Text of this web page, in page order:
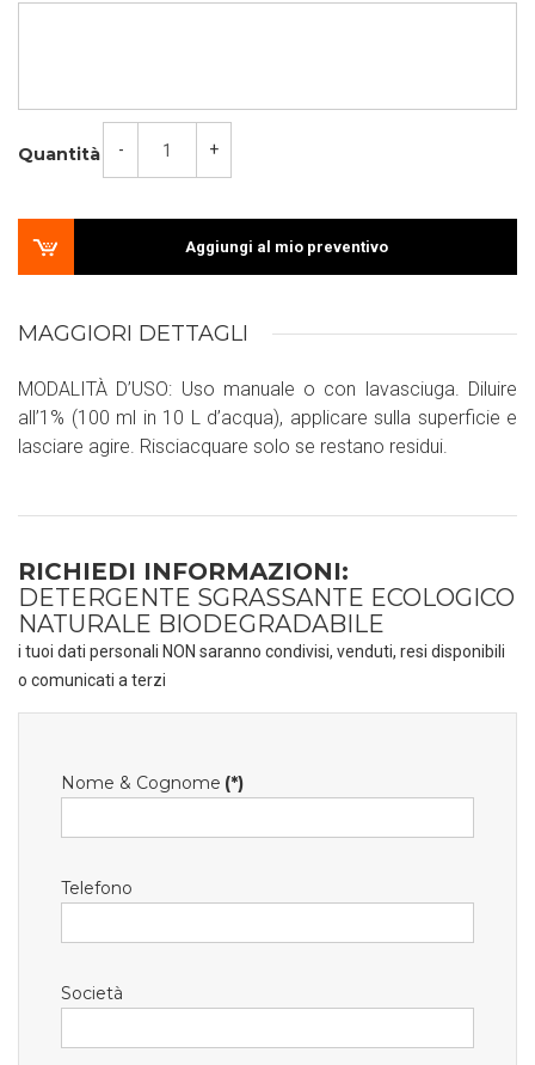
Quantità - +
Aggiungi al mio preventivo
MAGGIORI DETTAGLI
MODALITÀ D’USO: Uso manuale o con lavasciuga. Diluire
all’1% (100 ml in 10 L d’acqua), applicare sulla superficie e
lasciare agire. Risciacquare solo se restano residui.
RICHIEDI INFORMAZIONI:
DETERGENTE SGRASSANTE ECOLOGICO
NATURALE BIODEGRADABILE
i tuoi dati personali NON saranno condivisi, venduti, resi disponibili
o comunicati a terzi
Nome & Cognome (*)
Telefono
Società